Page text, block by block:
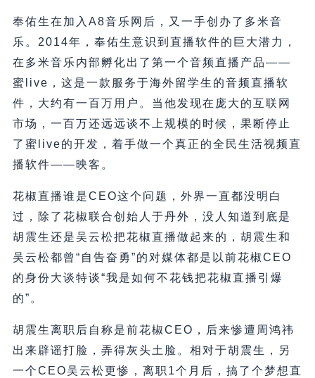
奉佑生在加入A8音乐网后，又一手创办了多米音
乐。2014年，奉佑生意识到直播软件的巨大潜力，
在多米音乐内部孵化出了第一个音频直播产品——
蜜live，这是一款服务于海外留学生的音频直播软
件，大约有一百万用户。当他发现在庞大的互联网
市场，一百万还远远谈不上规模的时候，果断停止
了蜜live的开发，着手做一个真正的全民生活视频直
播软件——映客。
花椒直播谁是CEO这个问题，外界一直都没明白
过，除了花椒联合创始人于丹外，没人知道到底是
胡震生还是吴云松把花椒直播做起来的，胡震生和
吴云松都曾“自告奋勇”的对媒体都是以前花椒CEO
的身份大谈特谈“我是如何不花钱把花椒直播引爆
的”。
胡震生离职后自称是前花椒CEO，后来惨遭周鸿祎
出来辟谣打脸，弄得灰头土脸。相对于胡震生，另
一个CEO吴云松更惨，离职1个月后，搞了个梦想直